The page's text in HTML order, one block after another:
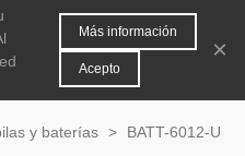
0
y baterías >
BATT-6012-U
Más información
Acepto
×